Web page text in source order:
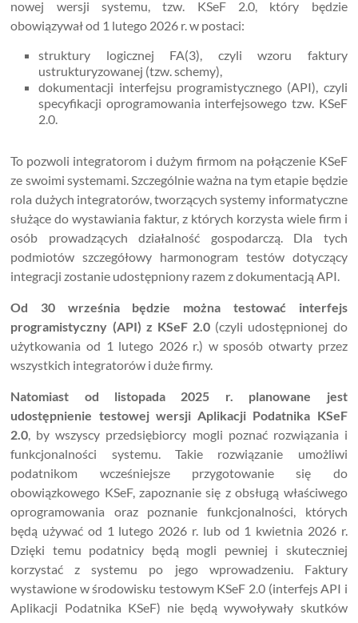
nowej wersji systemu, tzw. KSeF 2.0, który będzie
obowiązywał od 1 lutego 2026 r. w postaci:
struktury logicznej FA(3), czyli wzoru faktury
ustrukturyzowanej (tzw. schemy),
dokumentacji interfejsu programistycznego (API), czyli
specyfikacji oprogramowania interfejsowego tzw. KSeF
2.0.
To pozwoli integratorom i dużym firmom na połączenie KSeF
ze swoimi systemami. Szczególnie ważna na tym etapie będzie
rola dużych integratorów, tworzących systemy informatyczne
służące do wystawiania faktur, z których korzysta wiele firm i
osób prowadzących działalność gospodarczą. Dla tych
podmiotów szczegółowy harmonogram testów dotyczący
integracji zostanie udostępniony razem z dokumentacją API.
Od 30 września będzie można testować interfejs
programistyczny (API) z KSeF 2.0 (czyli udostępnionej do
użytkowania od 1 lutego 2026 r.) w sposób otwarty przez
wszystkich integratorów i duże firmy.
Natomiast od listopada 2025 r. planowane jest
udostępnienie testowej wersji Aplikacji Podatnika KSeF
2.0 , by wszyscy przedsiębiorcy mogli poznać rozwiązania i
funkcjonalności systemu. Takie rozwiązanie umożliwi
podatnikom wcześniejsze przygotowanie się do
obowiązkowego KSeF, zapoznanie się z obsługą właściwego
oprogramowania oraz poznanie funkcjonalności, których
będą używać od 1 lutego 2026 r. lub od 1 kwietnia 2026 r.
Dzięki temu podatnicy będą mogli pewniej i skuteczniej
korzystać z systemu po jego wprowadzeniu. Faktury
wystawione w środowisku testowym KSeF 2.0 (interfejs API i
Aplikacji Podatnika KSeF) nie będą wywoływały skutków